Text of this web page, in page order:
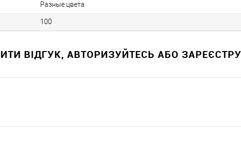
Разные цвета
100
ВІДГУК, АВТОРИЗУЙТЕСЬ АБО